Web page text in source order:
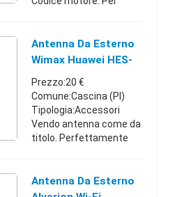
Contatto telefonico
oppure visitate l'area
...
Antenna Da Esterno
Wimax Huawei HES-
319M
Prezzo:20 €
Comune:Cascina (PI)
Tipologia:Accessori
Vendo antenna come da
titolo. Perfettamente
tutto occorrente per
installazione a tetto o
Antenna Da Esterno